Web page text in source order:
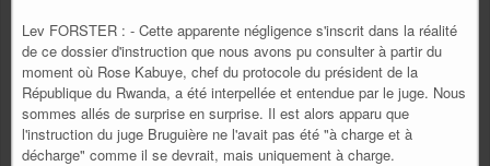
Lev FORSTER : - Cette apparente négligence s'inscrit dans la réalité
de ce dossier d'instruction que nous avons pu consulter à partir du
moment où Rose Kabuye, chef du protocole du président de la
République du Rwanda, a été interpellée et entendue par le juge. Nous
sommes allés de surprise en surprise. Il est alors apparu que
l'instruction du juge Bruguière ne l'avait pas été "à charge et à
décharge" comme il se devrait, mais uniquement à charge.